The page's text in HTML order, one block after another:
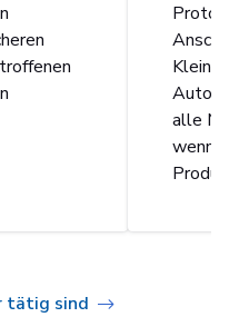
alle
wenn
tätig sind